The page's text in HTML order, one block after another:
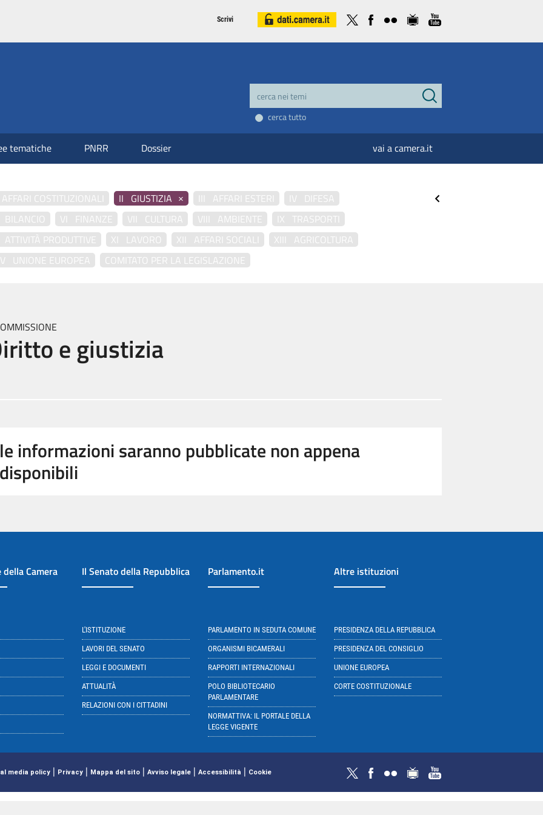
Scrivi
cerca tutto
tematiche PNRR Dossier vai a camera.it
COSTITUZIONALI II GIUSTIZIA × III AFFARI ESTERI
IV DIFESA
VI FINANZE VII CULTURA VIII AMBIENTE
IX TRASPORTI
PRODUTTIVE
XI LAVORO XII AFFARI SOCIALI
XIII AGRICOLTURA
UNIONE EUROPEA
COMITATO PER LA LEGISLAZIONE
e giustizia
le informazioni saranno pubblicate non appena
disponibili
Camera Il Senato della Repubblica
L'ISTITUZIONE
LAVORI DEL SENATO
LEGGI E DOCUMENTI
ATTUALITÀ
RELAZIONI CON I CITTADINI
Parlamento.it
PARLAMENTO IN SEDUTA COMUNE
ORGANISMI BICAMERALI
RAPPORTI INTERNAZIONALI
POLO BIBLIOTECARIO
PARLAMENTARE
NORMATTIVA: IL PORTALE DELLA
LEGGE VIGENTE
Altre istituzioni
PRESIDENZA DELLA REPUBBLICA
PRESIDENZA DEL CONSIGLIO
UNIONE EUROPEA
CORTE COSTITUZIONALE
media policy | Privacy | Mappa del sito | Avviso legale | Accessibilità | Cookie